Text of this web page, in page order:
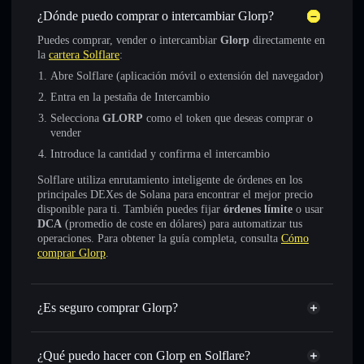
¿Dónde puedo comprar o intercambiar Glorp?
Puedes comprar, vender o intercambiar Glorp directamente en
la cartera Solflare:
Abre Solflare (aplicación móvil o extensión del navegador)
Entra en la pestaña de Intercambio
Selecciona GLORP como el token que deseas comprar o
vender
Introduce la cantidad y confirma el intercambio
Solflare utiliza enrutamiento inteligente de órdenes en los
principales DEXes de Solana para encontrar el mejor precio
disponible para ti. También puedes fijar órdenes límite o usar
DCA (promedio de coste en dólares) para automatizar tus
operaciones. Para obtener la guía completa, consulta Cómo
comprar Glorp.
¿Es seguro comprar Glorp?
Glorp token verificado
¿Qué puedo hacer con Glorp en Solflare?